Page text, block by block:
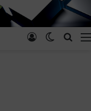
Skin
Anmelden